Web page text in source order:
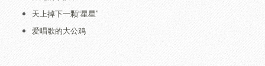
天上掉下一颗“星星”
爱唱歌的大公鸡